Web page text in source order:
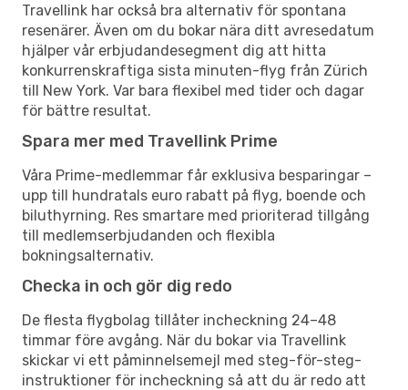
Travellink har också bra alternativ för spontana
resenärer. Även om du bokar nära ditt avresedatum
hjälper vår erbjudandesegment dig att hitta
konkurrenskraftiga sista minuten-flyg från Zürich
till New York. Var bara flexibel med tider och dagar
för bättre resultat.
Spara mer med Travellink Prime
Våra Prime-medlemmar får exklusiva besparingar –
upp till hundratals euro rabatt på flyg, boende och
biluthyrning. Res smartare med prioriterad tillgång
till medlemserbjudanden och flexibla
bokningsalternativ.
Checka in och gör dig redo
De flesta flygbolag tillåter incheckning 24–48
timmar före avgång. När du bokar via Travellink
skickar vi ett påminnelsemejl med steg-för-steg-
instruktioner för incheckning så att du är redo att